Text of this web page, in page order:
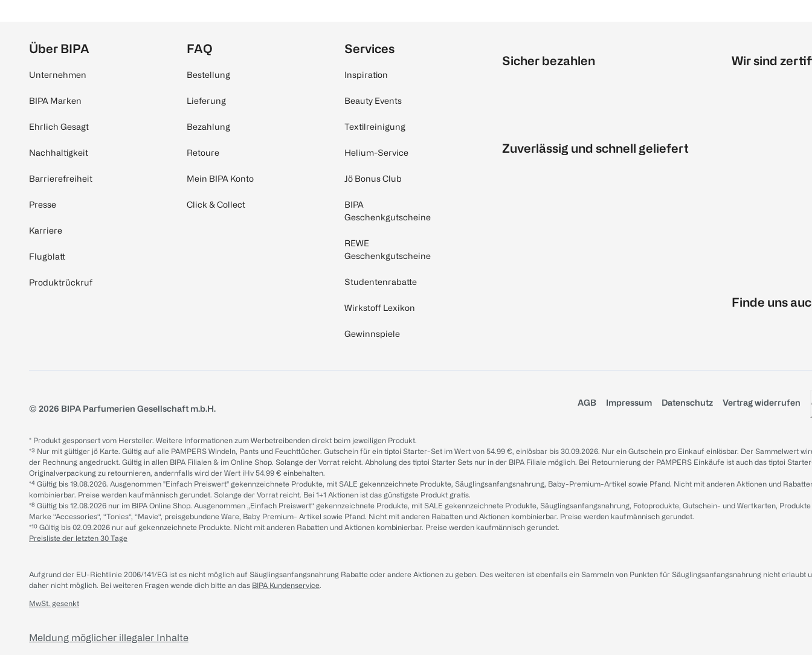
Über BIPA
Unternehmen
BIPA Marken
Ehrlich Gesagt
Nachhaltigkeit
Barrierefreiheit
Presse
Karriere
Flugblatt
Produktrückruf
FAQ
Bestellung
Lieferung
Bezahlung
Retoure
Mein BIPA Konto
Click & Collect
Services
Inspiration
Beauty Events
Textilreinigung
Helium-Service
Jö Bonus Club
BIPA
Geschenkgutscheine
REWE
Geschenkgutscheine
Studentenrabatte
Wirkstoff Lexikon
Gewinnspiele
Sicher bezahlen
Zuverlässig und schnell geliefert
Wir sind
Finde uns
© 2026 BIPA Parfumerien Gesellschaft m.b.H.
AGB Impressum Datenschutz Vertrag widerrufen
* Produkt gesponsert vom Hersteller. Weitere Informationen zum Werbetreibenden direkt beim jeweiligen Produkt.
*³ Nur mit gültiger jö Karte. Gültig auf alle PAMPERS Windeln, Pants und Feuchttücher. Gutschein für ein tiptoi Starter-Set im Wert von 54.99 €, einlösbar bis 30.09.2026. Nur ein Gutschein pro Einkauf einlösbar. Der Sammelwert
der Rechnung angedruckt. Gültig in allen BIPA Filialen & im Online Shop. Solange der Vorrat reicht. Abholung des tiptoi Starter Sets nur in der BIPA Filiale möglich. Bei Retournierung der PAMPERS Einkäufe ist auch das tiptoi
Originalverpackung zu retournieren, andernfalls wird der Wert iHv 54.99 € einbehalten.
*⁴ Gültig bis 19.08.2026. Ausgenommen "Einfach Preiswert" gekennzeichnete Produkte, mit SALE gekennzeichnete Produkte, Säuglingsanfangsnahrung, Baby-Premium-Artikel sowie Pfand. Nicht mit anderen Aktionen und
kombinierbar. Preise werden kaufmännisch gerundet. Solange der Vorrat reicht. Bei 1+1 Aktionen ist das günstigste Produkt gratis.
*⁸ Gültig bis 12.08.2026 nur im BIPA Online Shop. Ausgenommen „Einfach Preiswert“ gekennzeichnete Produkte, mit SALE gekennzeichnete Produkte, Säuglingsanfangsnahrung, Fotoprodukte, Gutschein- und Wertkarten,
Marke “Accessories“, “Tonies“, “Mavie“, preisgebundene Ware, Baby Premium- Artikel sowie Pfand. Nicht mit anderen Rabatten und Aktionen kombinierbar. Preise werden kaufmännisch gerundet.
*¹⁰ Gültig bis 02.09.2026 nur auf gekennzeichnete Produkte. Nicht mit anderen Rabatten und Aktionen kombinierbar. Preise werden kaufmännisch gerundet.
Preisliste der letzten 30 Tage
Aufgrund der EU-Richtlinie 2006/141/EG ist es nicht möglich auf Säuglingsanfangsnahrung Rabatte oder andere Aktionen zu geben. Des weiteren ist ebenfalls ein Sammeln von Punkten für Säuglingsanfangsnahrung nicht erlaubt
daher nicht möglich. Bei weiteren Fragen wende dich bitte an das BIPA Kundenservice.
MwSt. gesenkt
Meldung möglicher illegaler Inhalte